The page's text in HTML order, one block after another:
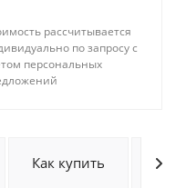
рассчитывается
по запросу с
персональных
Как купить